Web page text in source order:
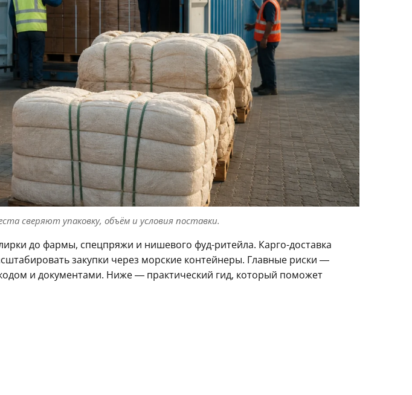
сверяют упаковку, объём и условия поставки.
до фармы, спецпряжи и нишевого фуд-ритейла. Карго-доставка
закупки через морские контейнеры. Главные риски —
и документами. Ниже — практический гид, который поможет